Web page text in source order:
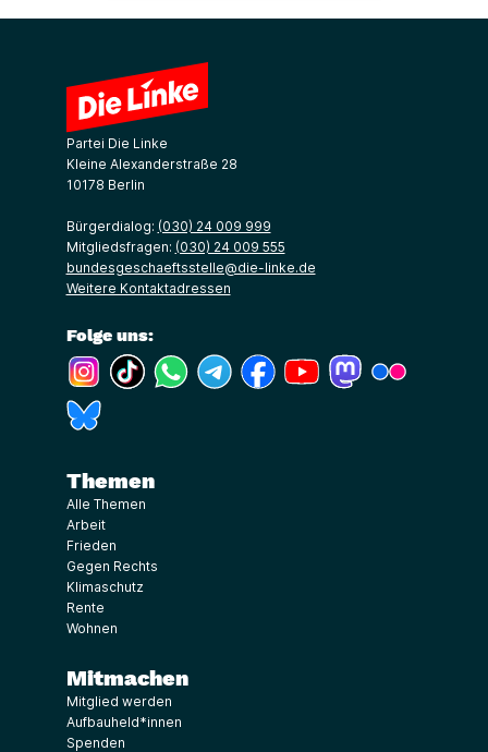
Partei Die Linke
Kleine Alexanderstraße 28
10178 Berlin
Bürgerdialog: (030) 24 009 999
Mitgliedsfragen: (030) 24 009 555
bundesgeschaeftsstelle@die-linke.de
Weitere Kontaktadressen
Folge uns:
(Link öffnet ein neues Fenster)
(Link öffnet ein neues Fenster)
(Link öffnet ein neues Fenster)
(Link öffnet ein neues Fenster)
(Link öffnet ein neues Fenster)
(Link öffnet ein neues
(Link öffnet ein
Themen
Alle Themen
Arbeit
Frieden
Gegen Rechts
Klimaschutz
Rente
Wohnen
Mitmachen
Mitglied werden
Aufbauheld*innen
Spenden